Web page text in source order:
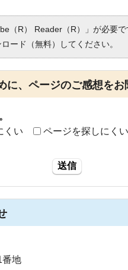
（R） Reader（R）」が必要
ード（無料）してください。
、ページのご感想をお
くい ページを探しにくい
送信
地